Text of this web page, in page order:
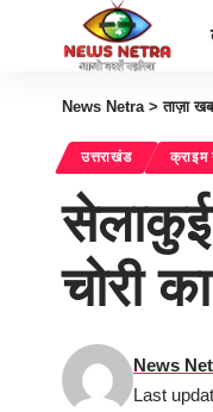
News Netra>ताज़ा
उत्तराखंड क्राइम
सेलाकुई
चोरी
Last
News